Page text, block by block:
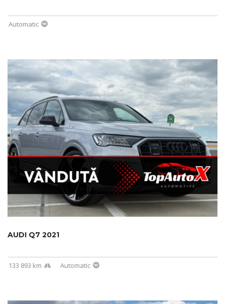
Automatic
AUDI Q7 2021
133 893 km Automatic